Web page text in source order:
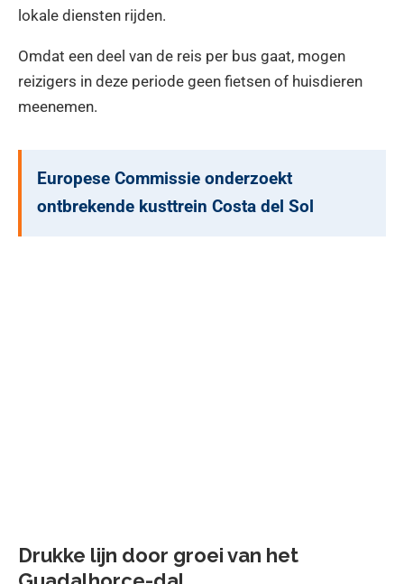
lokale diensten rijden.
Omdat een deel van de reis per bus gaat, mogen
reizigers in deze periode geen fietsen of huisdieren
meenemen.
Europese Commissie onderzoekt
ontbrekende kusttrein Costa del Sol
Drukke lijn door groei van het